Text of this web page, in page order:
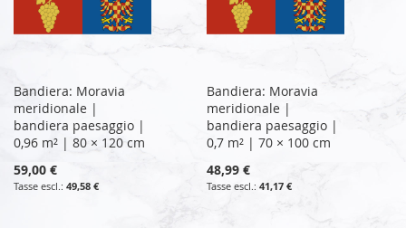
Bandiera: Moravia
meridionale |
bandiera paesaggio |
0,96 m² | 80 × 120 cm
59,00 €
49,58 €
Bandiera: Moravia
meridionale |
bandiera paesaggio |
0,7 m² | 70 × 100 cm
48,99 €
41,17 €